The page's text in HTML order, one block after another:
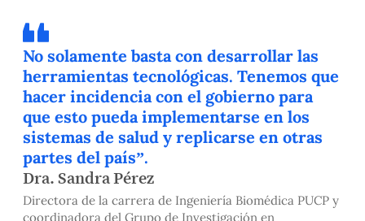
No solamente basta con desarrollar las
herramientas tecnológicas. Tenemos que
hacer incidencia con el gobierno para
que esto pueda implementarse en los
sistemas de salud y replicarse en otras
partes del país”.
Dra. Sandra Pérez
Directora de la carrera de Ingeniería Biomédica PUCP y
coordinadora del Grupo de Investigación en